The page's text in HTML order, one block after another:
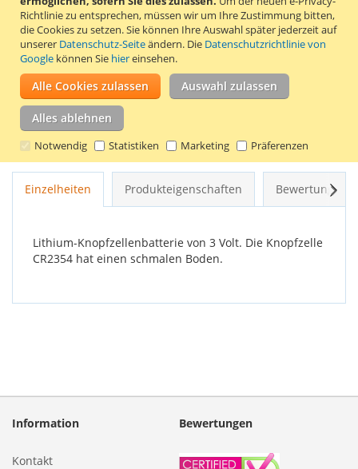
Richtlinie zu entsprechen, müssen wir um Ihre Zustimmung bitten,
die Cookies zu setzen.Sie können Ihre Auswahl später jederzeit auf
unserer Datenschutz-Seiteändern. Die Datenschutzrichtlinie von
Google können Sie hiereinsehen.
Alle Cookies zulassen Auswahl zulassen
Alles ablehnen
Notwendig Statistiken Marketing Präferenzen
In den Warenkorb
ZUR WUNSCHLISTE HINZUFÜGEN
ZUR VERGLEICHSLISTE HINZUFÜGEN
Knopfzellenbatterie CR2354 von Panasonic.
Einzelheiten Produkteigenschaften Bewertungen
Lithium-Knopfzellenbatterie von 3 Volt. Die Knopfzelle
CR2354 hat einen schmalen Boden.
Information
Kontakt
Bewertungen